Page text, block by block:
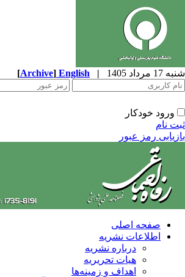
شنبه 17 مرداد 1405 |
English
[Archive]
ورود خودکار
ثبت نام
بازیابی رمز عبور
صفحه اصلی
اطلاعات نشریه
درباره نشریه
هیات تحریریه
اهداف و زمینه‌ها